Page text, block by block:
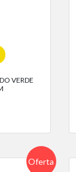
VERDE
Oferta